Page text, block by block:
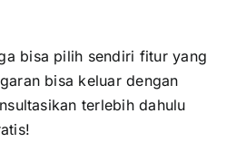
bisa pilih sendiri fitur yang
bisa keluar dengan
terlebih dahulu